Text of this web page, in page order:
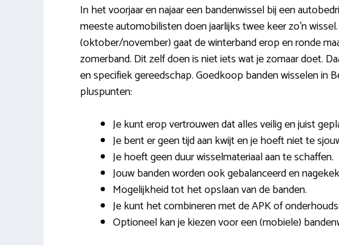
In het voorjaar en najaar een bandenwissel bij een
meeste automobilisten doen jaarlijks twee keer zo’n
(oktober/november) gaat de winterband erop en ronde
zomerband. Dit zelf doen is niet iets wat je zomaar doet.
en specifiek gereedschap. Goedkoop banden wisselen in
pluspunten:
Je kunt erop vertrouwen dat alles veilig en juist
Je bent er geen tijd aan kwijt en je hoeft niet te
Je hoeft geen duur wisselmateriaal aan te schaffen.
Jouw banden worden ook gebalanceerd en
Mogelijkheid tot het opslaan van de banden.
Je kunt het combineren met de APK of
Optioneel kan je kiezen voor een (mobiele)